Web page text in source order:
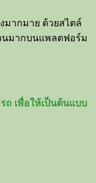
มากมาย ด้วยสไตล์
นมากบนแพลตฟอร์ม
ถ เพื่อให้เป็นต้นแบบ